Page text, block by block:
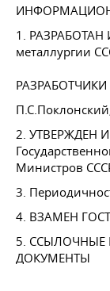
1. РАЗРАБОТАН
металлургии
РАЗРАБОТЧИКИ
2. УТВЕРЖДЕН
Министров
3.
4. ВЗАМЕН
5. ССЫЛОЧНЫЕ
ДОКУМЕНТЫ